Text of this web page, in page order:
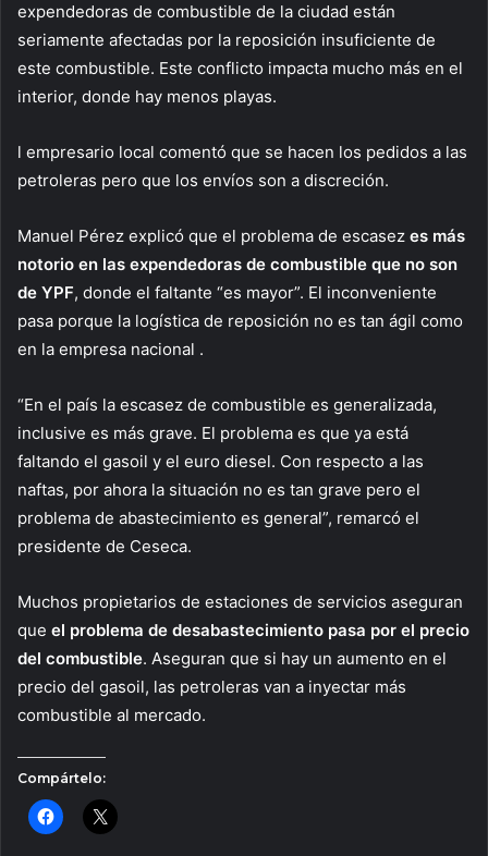
expendedoras de combustible de la ciudad están
seriamente afectadas por la reposición insuficiente de
este combustible. Este conflicto impacta mucho más en el
interior, donde hay menos playas.
l empresario local comentó que se hacen los pedidos a las
petroleras pero que los envíos son a discreción.
Manuel Pérez explicó que el problema de escasez es más
notorio en las expendedoras de combustible que no son
de YPF, donde el faltante “es mayor”. El inconveniente
pasa porque la logística de reposición no es tan ágil como
en la empresa nacional .
“En el país la escasez de combustible es generalizada,
inclusive es más grave. El problema es que ya está
faltando el gasoil y el euro diesel. Con respecto a las
naftas, por ahora la situación no es tan grave pero el
problema de abastecimiento es general”, remarcó el
presidente de Ceseca.
Muchos propietarios de estaciones de servicios aseguran
que el problema de desabastecimiento pasa por el precio
del combustible. Aseguran que si hay un aumento en el
precio del gasoil, las petroleras van a inyectar más
combustible al mercado.
Compártelo: